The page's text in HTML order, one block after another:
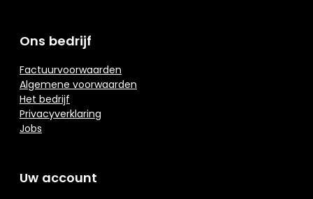
Ons bedrijf
Factuurvoorwaarden
Algemene voorwaarden
Het bedrijf
Privacyverklaring
Jobs
Uw account